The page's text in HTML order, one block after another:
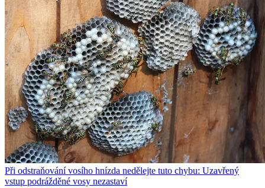
Při odstraňování vosího hnízda nedělejte tuto chybu: Uzavřený
vstup podrážděné vosy nezastaví